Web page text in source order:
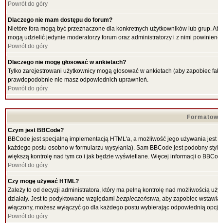
Powrót do góry
Dlaczego nie mam dostępu do forum?
Nietóre fora mogą być przeznaczone dla konkretnych użytkowników lub grup.
mogą udzielić jedynie moderatorzy forum oraz administratorzy i z nimi
Powrót do góry
Dlaczego nie mogę głosować w ankietach?
Tylko zarejestrowani użytkownicy mogą głosować w ankietach (aby zapobiec
prawdopodobnie nie masz odpowiednich uprawnień.
Powrót do góry
Czym jest BBCode?
BBCode jest specjalną implementacją HTML'a, a możliwość jego używania
każdego postu osobno w formularzu wysyłania). Sam BBCode jest podobny
większą kontrolę nad tym co i jak będzie wyświetlane. Więcej informacji o
Powrót do góry
Czy mogę używać HTML?
Zależy to od decyzji administratora, który ma pełną kontrolę nad możliwością
działały. Jest to podyktowane względami bezpieczeństwa, aby zapobiec
włączony, możesz wyłączyć go dla każdego postu wybierając odpowiednią
Powrót do góry